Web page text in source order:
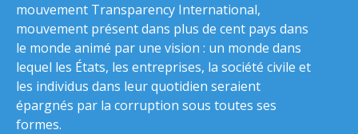
mouvement Transparency International,
mouvement présent dans plus de cent pays dans
le monde animé par une vision : un monde dans
lequel les États, les entreprises, la société civile et
les individus dans leur quotidien seraient
épargnés par la corruption sous toutes ses
formes.